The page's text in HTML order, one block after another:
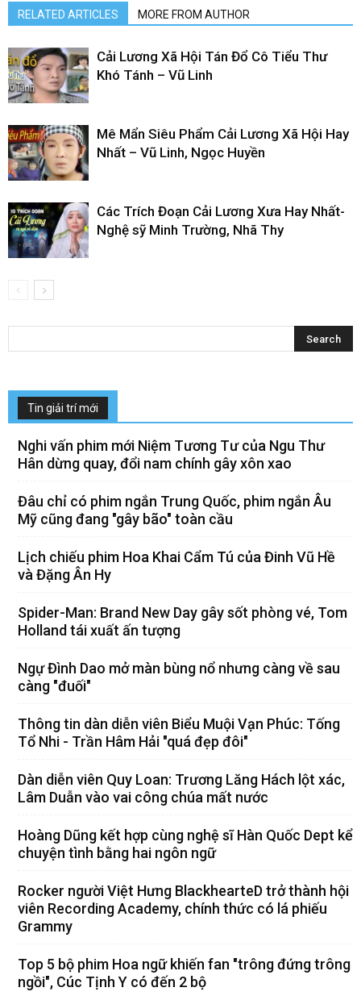
RELATED ARTICLES MORE FROM AUTHOR
Cải Lương Xã Hội Tán Đổ Cô Tiểu Thư
Khó Tánh – Vũ Linh
Mê Mẩn Siêu Phẩm Cải Lương Xã Hội Hay
Nhất – Vũ Linh, Ngọc Huyền
Các Trích Đoạn Cải Lương Xưa Hay Nhất-
Nghệ sỹ Minh Trường, Nhã Thy
Tin giải trí mới
Nghi vấn phim mới Niệm Tương Tư của Ngu Thư
Hân dừng quay, đổi nam chính gây xôn xao
Đâu chỉ có phim ngắn Trung Quốc, phim ngắn Âu
Mỹ cũng đang "gây bão" toàn cầu
Lịch chiếu phim Hoa Khai Cẩm Tú của Đinh Vũ Hề
và Đặng Ân Hy
Spider-Man: Brand New Day gây sốt phòng vé, Tom
Holland tái xuất ấn tượng
Ngự Đình Dao mở màn bùng nổ nhưng càng về sau
càng "đuối"
Thông tin dàn diễn viên Biểu Muội Vạn Phúc: Tống
Tổ Nhi - Trần Hâm Hải "quá đẹp đôi"
Dàn diễn viên Quy Loan: Trương Lăng Hách lột xác,
Lâm Duẫn vào vai công chúa mất nước
Hoàng Dũng kết hợp cùng nghệ sĩ Hàn Quốc Dept kể
chuyện tình bằng hai ngôn ngữ
Rocker người Việt Hưng BlackhearteD trở thành hội
viên Recording Academy, chính thức có lá phiếu
Grammy
Top 5 bộ phim Hoa ngữ khiến fan "trông đứng trông
ngồi", Cúc Tịnh Y có đến 2 bộ